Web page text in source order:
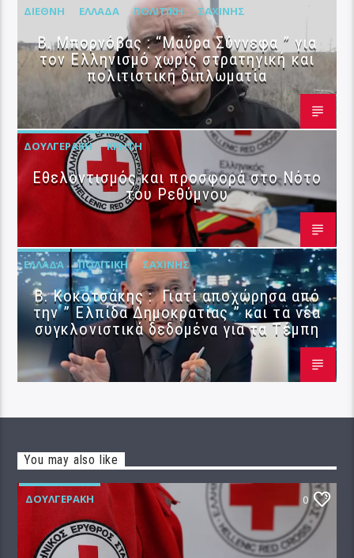
ΔΙΕΘΝΉ ΕΛΛΆΔΑ ΠΟΛΙΤΙΚΉ ΣΑΧΊΝΗΣ
B. Μπορνόβας : “Μαύρα Σύννεφα ” για
τον Ελληνισμό χωρίς στρατηγική και
πολιτιστική διπλωματία
ΔΟΥΛΓΕΡΆΚΗ ΚΡΉΤΗ
Εθελοντισμός και προσφορά στο Νότο
του Ρεθύμνου
ΕΛΛΆΔΑ ΠΟΛΙΤΙΚΉ ΣΑΧΊΝΗΣ
Β. Κοκοτσάκης : Γιατί αποχώρησα από
την ” Ελπίδα Δημοκρατίας ” και τα νέα
συγκλονιστικά δεδομένα για τα Τέμπη
You may also like
ΔΟΥΛΓΕΡΆΚΗ 0